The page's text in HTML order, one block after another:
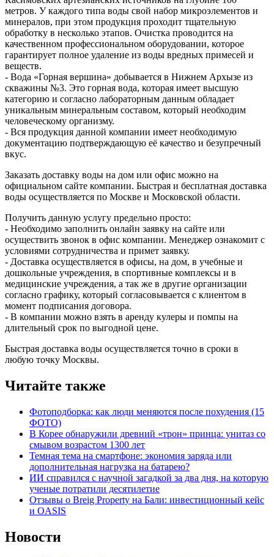
метров. У каждого типа воды свой набор микроэлементов и
минералов, при этом продукция проходит тщательную
обработку в несколько этапов. Очистка проводится на
качественном профессиональном оборудовании, которое
гарантирует полное удаление из воды вредных примесей и
веществ.
- Вода «Горная вершина» добывается в Нижнем Архызе из
скважины №3. Это горная вода, которая имеет высшую
категорию и согласно лабораторным данным обладает
уникальным минеральным составом, который необходим
человеческому организму.
- Вся продукция данной компании имеет необходимую
документацию подтверждающую её качество и безупречный
вкус.
Заказать доставку воды на дом или офис можно на
официальном сайте компании. Быстрая и бесплатная доставка
воды осуществляется по Москве и Московской области.
Получить данную услугу предельно просто:
- Необходимо заполнить онлайн заявку на сайте или
осуществить звонок в офис компании. Менеджер ознакомит с
условиями сотрудничества и примет заявку.
- Доставка осуществляется в офисы, на дом, в учебные и
дошкольные учреждения, в спортивные комплексы и в
медицинские учреждения, а так же в другие организации
согласно графику, который согласовывается с клиентом в
момент подписания договора.
- В компании можно взять в аренду кулеры и помпы на
длительный срок по выгодной цене.
Быстрая доставка воды осуществляется точно в сроки в
любую точку Москвы.
Читайте также
Фотоподборка: как люди меняются после похудения (15
ФОТО)
В Корее обнаружили древний «трон» принца: унитаз со
смывом возрастом 1300 лет
Темная тема на смартфоне: экономия заряда или
дополнительная нагрузка на батарею?
ИИ справился с научной загадкой за два дня, на которую
ученые потратили десятилетие
Отзывы о Breig Property на Бали: инвестиционный кейс
и OASIS
Новости